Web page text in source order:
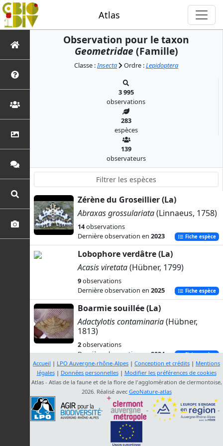
Atlas
Observation pour le taxon
Geometridae(Famille)
Classe :Insecta Ordre :Lepidoptera
3 995
observations
283
espèces
139
observateurs
Zérène du Groseillier (La)
Abraxas grossulariata(Linnaeus, 1758)
14observations
Dernière observation en 2023 Fiche espèce
Lobophore verdâtre (La)
Acasis viretata(Hübner, 1799)
9observations
Dernière observation en 2025 Fiche espèce
Boarmie souillée (La)
Adactylotis contaminaria(Hübner,
1813)
2observations
Dernière observation en2024 Fiche espèce
Boarmie ponctuée (La)
Aethalura punctulata(Denis &
Schiffermüller, 1775)
20observations
Dernière observation en
2021 Fiche espèce
Hibernie grisâtre (L')
Accueil | LPO Auvergne-rhône-Alpes | Conception et crédits | Mentions
légales| Données personnelles| Modifier les préférences de cookies
Atlas - Atlas de la faune et de la flore de l'agglomération de clermontoise,
2026. Réalisé avec GeoNature-atlas